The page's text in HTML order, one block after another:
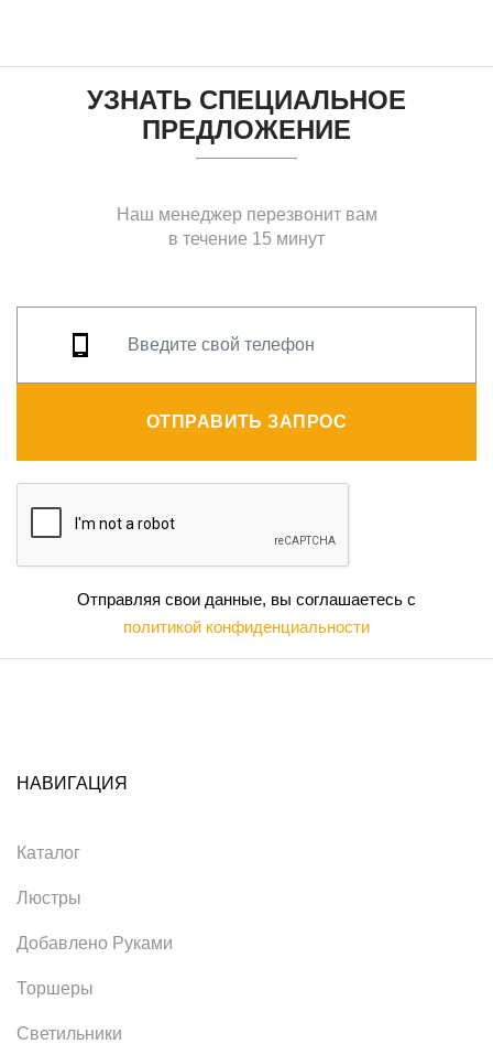
УЗНАТЬ СПЕЦИАЛЬНОЕ
ПРЕДЛОЖЕНИЕ
Наш менеджер перезвонит вам
в течение 15 минут
ОТПРАВИТЬ ЗАПРОС
Отправляя свои данные, вы соглашаетесь с
политикой конфиденциальности
НАВИГАЦИЯ
Каталог
Люстры
Добавлено Руками
Торшеры
Светильники